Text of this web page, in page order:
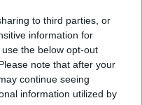
to third parties, or
information for
the below opt-out
note that after your
continue seeing
information utilized by
tracce.